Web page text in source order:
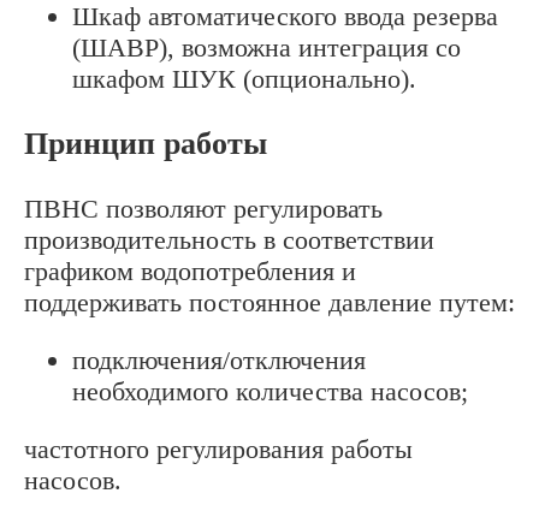
Шкаф автоматического ввода резерва
(ШАВР), возможна интеграция со
шкафом ШУК (опционально).
Принцип работы
ПВНС позволяют регулировать
производительность в соответствии
графиком водопотребления и
поддерживать постоянное давление путем:
подключения/отключения
необходимого количества насосов;
частотного регулирования работы
насосов.